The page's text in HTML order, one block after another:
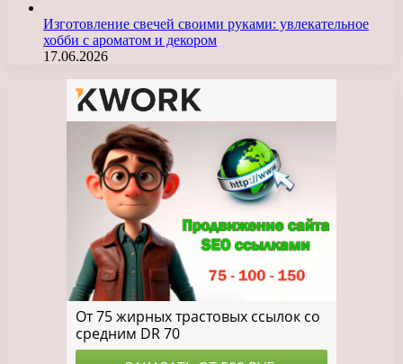
Изготовление свечей своими руками: увлекательное
хобби с ароматом и декором
17.06.2026